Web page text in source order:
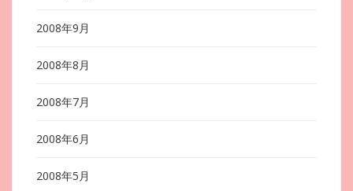
2008年9月
2008年8月
2008年7月
2008年6月
2008年5月